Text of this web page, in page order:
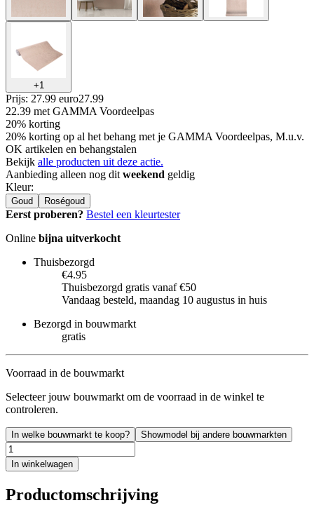
+1
Prijs: 27.99 euro27.99
22.39 met GAMMA Voordeelpas
20% korting
20% korting op al het behang met je GAMMA Voordeelpas, M.u.v.
OK artikelen en behangstalen
Bekijk alle producten uit deze actie.
Aanbieding alleen nog dit weekend geldig
Kleur:
Goud Roségoud
Eerst proberen? Bestel een kleurtester
Online bijna uitverkocht
Thuisbezorgd
€4.95
Thuisbezorgd gratis vanaf €50
Vandaag besteld, maandag 10 augustus in huis
Bezorgd in bouwmarkt
gratis
Voorraad in de bouwmarkt
Selecteer jouw bouwmarkt om de voorraad in de winkel te
controleren.
In welke bouwmarkt te koop? Showmodel bij andere bouwmarkten
In winkelwagen
Productomschrijving